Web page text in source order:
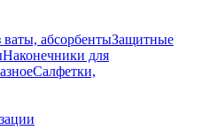
ваты, абсорбентыЗащитные
Наконечники для
Салфетки,